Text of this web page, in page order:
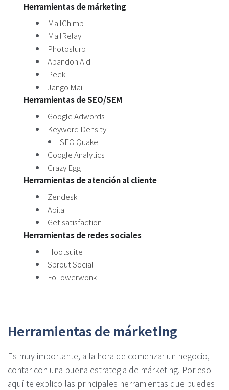
Herramientas de márketing
MailChimp
MailRelay
Photoslurp
Abandon Aid
Peek
Jango Mail
Herramientas de SEO/SEM
Google Adwords
Keyword Density
SEO Quake
Google Analytics
Crazy Egg
Herramientas de atención al cliente
Zendesk
Api.ai
Get satisfaction
Herramientas de redes sociales
Hootsuite
Sprout Social
Followerwonk
Herramientas de márketing
Es muy importante, a la hora de comenzar un negocio,
contar con una buena estrategia de márketing. Por eso
aquí te explico las principales herramientas que puedes